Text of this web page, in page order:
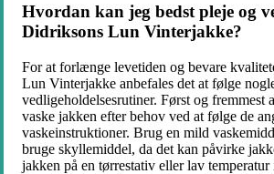
Hvordan kan jeg bedst pleje og
Didriksons Lun Vinterjakke?
For at forlænge levetiden og bevare
Lun Vinterjakke anbefales det at følge
vedligeholdelsesrutiner. Først og fremmest
vaske jakken efter behov ved at følge de
vaskeinstruktioner. Brug en mild
bruge skyllemiddel, da det kan påvirke
jakken på en tørrestativ eller lav